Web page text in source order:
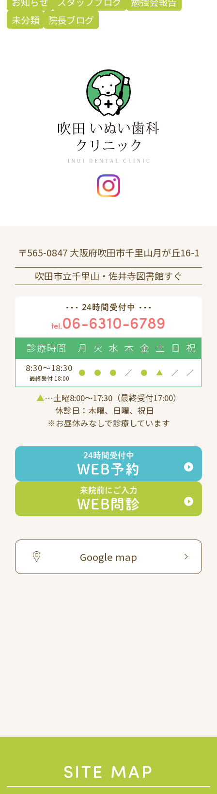
未分類
院長ブログ
〒565-0847 大阪府吹田市千里山月が丘16-1
吹田市立千里山・佐井寺図書館すぐ
24時間受付中
tel.06-6310-6789
診療時間 月 火 水 木 金 土 日 祝
8:30～18:30
最終受付 18:00
● ● ● ／ ● ▲ ／ ／
▲…土曜8:00〜17:30（最終受付17:00）
休診日：木曜、日曜、祝日
※お昼休みなしで診療しています
24時間受付中
WEB予約
来院前にご入力
WEB問診
Google map
SITE MAP